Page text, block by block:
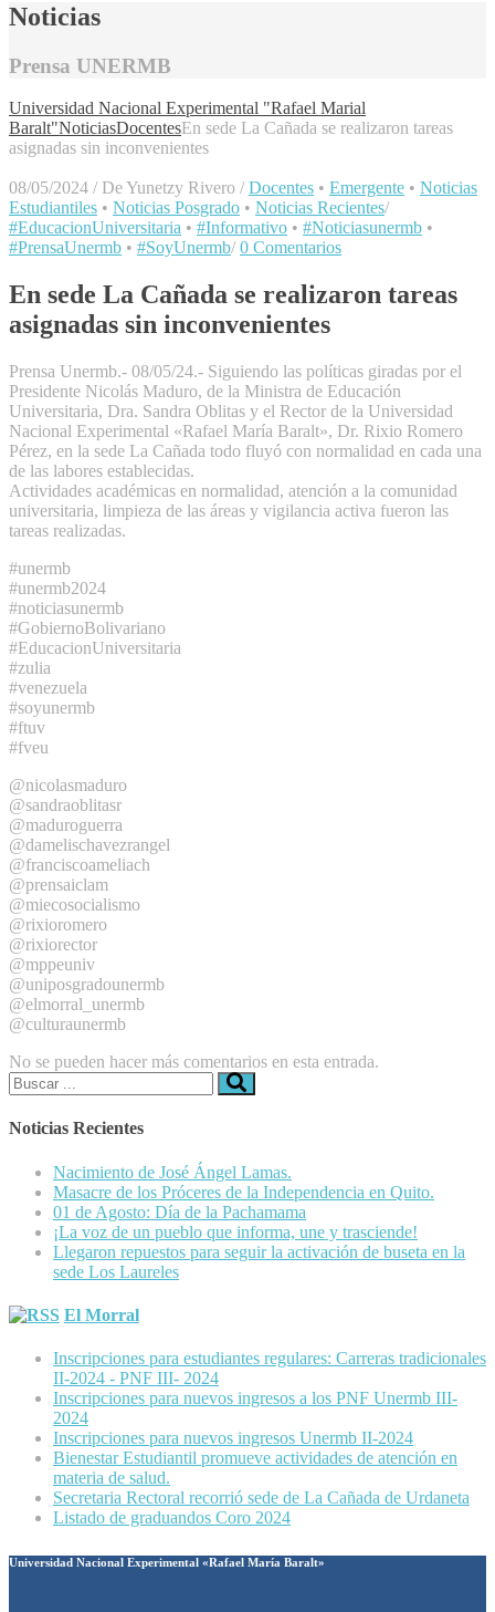
Noticias
Prensa UNERMB
Universidad Nacional Experimental "Rafael Marial
Baralt"NoticiasDocentesEn sede La Cañada se realizaron tareas
asignadas sin inconvenientes
08/05/2024 / De Yunetzy Rivero / Docentes • Emergente • Noticias
Estudiantiles • Noticias Posgrado • Noticias Recientes/
#EducacionUniversitaria • #Informativo • #Noticiasunermb •
#PrensaUnermb • #SoyUnermb/ 0 Comentarios
En sede La Cañada se realizaron tareas
asignadas sin inconvenientes
Prensa Unermb.- 08/05/24.- Siguiendo las políticas giradas por el
Presidente Nicolás Maduro, de la Ministra de Educación
Universitaria, Dra. Sandra Oblitas y el Rector de la Universidad
Nacional Experimental «Rafael María Baralt», Dr. Rixio Romero
Pérez, en la sede La Cañada todo fluyó con normalidad en cada una
de las labores establecidas.
Actividades académicas en normalidad, atención a la comunidad
universitaria, limpieza de las áreas y vigilancia activa fueron las
tareas realizadas.
#unermb
#unermb2024
#noticiasunermb
#GobiernoBolivariano
#EducacionUniversitaria
#zulia
#venezuela
#soyunermb
#ftuv
#fveu
@nicolasmaduro
@sandraoblitasr
@maduroguerra
@damelischavezrangel
@franciscoameliach
@prensaiclam
@miecosocialismo
@rixioromero
@rixiorector
@mppeuniv
@uniposgradounermb
@elmorral_unermb
@culturaunermb
No se pueden hacer más comentarios en esta entrada.
Buscar:
Noticias Recientes
Nacimiento de José Ángel Lamas.
Masacre de los Próceres de la Independencia en Quito.
01 de Agosto: Día de la Pachamama
¡La voz de un pueblo que informa, une y trasciende!
Llegaron repuestos para seguir la activación de buseta en la
sede Los Laureles
El Morral
Inscripciones para estudiantes regulares: Carreras tradicionales
II-2024 - PNF III- 2024
Inscripciones para nuevos ingresos a los PNF Unermb III-
2024
Inscripciones para nuevos ingresos Unermb II-2024
Bienestar Estudiantil promueve actividades de atención en
materia de salud.
Secretaria Rectoral recorrió sede de La Cañada de Urdaneta
Listado de graduandos Coro 2024
Universidad Nacional Experimental «Rafael María Baralt»